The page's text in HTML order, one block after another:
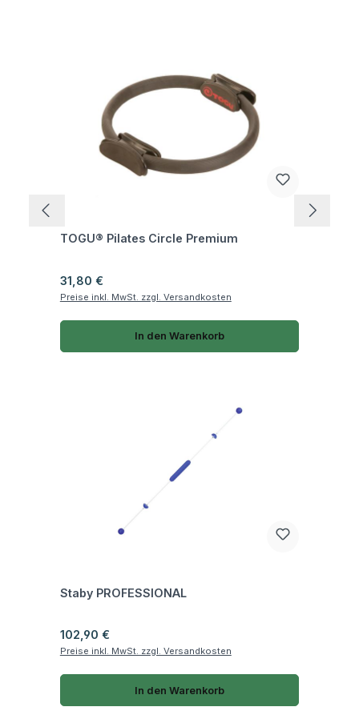
TOGU® Pilates Circle Premium
Regulärer Preis:
31,80 €
Preise inkl. MwSt. zzgl. Versandkosten
In den Warenkorb
Staby PROFESSIONAL
Regulärer Preis:
102,90 €
Preise inkl. MwSt. zzgl. Versandkosten
In den Warenkorb